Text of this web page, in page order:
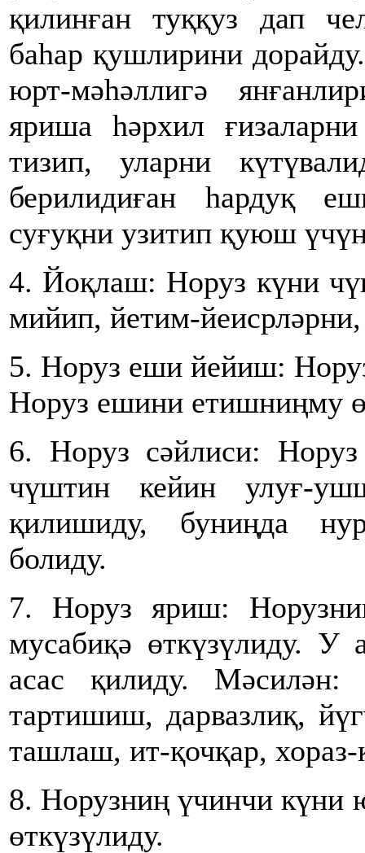
қилинған туққуз дап
баһар қушлирини
юрт-мәһәллигә
яриша һәрхил
тизип, уларни
берилидиған һардуқ
суғуқни узитип қуюш
4. Йоқлаш: Норуз күни
мийип, йетим-
5. Норуз еши йейиш:
Норуз ешини етишниңму
6. Норуз сәйлиси:
чүштин кейин улуғ-
қилишиду, буниңда
болиду.
7. Норуз яриш:
мусабиқә өткүзүлиду. У
асас қилиду.
тартишиш, дарвазлиқ,
ташлаш, ит-қочқар,
8. Норузниң үчинчи күни
өткүзүлиду.